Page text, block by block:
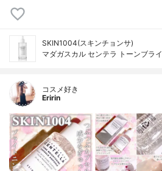
SKIN1004(スキンチョンサ)
マダガスカル センテラ トーンブラ
コスメ好き
Eririn